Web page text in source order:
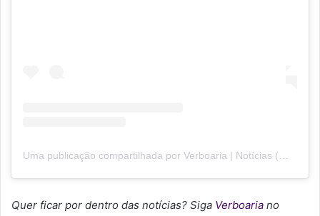
Uma publicação compartilhada por Verboaria | Notícias (@verboariaoficial)
Quer ficar por dentro das notícias? Siga Verboaria no